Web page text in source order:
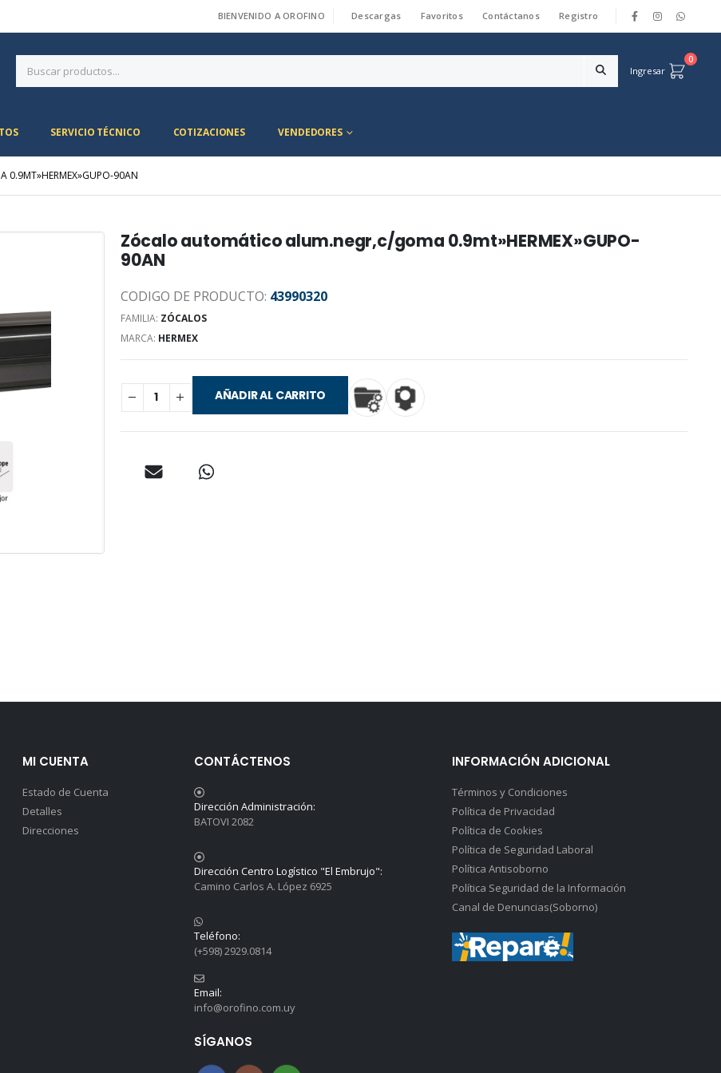
BIENVENIDO A OROFINO Descargas Favoritos Contáctanos Registro
Ingresar
0
SERVICIO TÉCNICO COTIZACIONES VENDEDORES
0.9MT»HERMEX»GUPO-90AN
Zócalo automático alum.negr,c/goma 0.9mt»HERMEX»GUPO-
90AN
CODIGO DE PRODUCTO: 43990320
FAMILIA: ZÓCALOS
MARCA: HERMEX
AÑADIR AL CARRITO
MI CUENTA
Estado de Cuenta
Detalles
Direcciones
CONTÁCTENOS
Dirección Administración:
BATOVI 2082
Dirección Centro Logístico "El Embrujo":
Camino Carlos A. López 6925
Teléfono:
(+598) 2929.0814
Email:
info@orofino.com.uy
SÍGANOS
INFORMACIÓN ADICIONAL
Términos y Condiciones
Política de Privacidad
Política de Cookies
Política de Seguridad Laboral
Política Antisoborno
Política Seguridad de la Información
Canal de Denuncias(Soborno)